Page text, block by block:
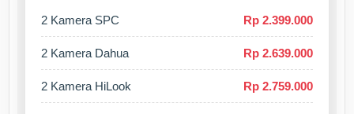
2 Kamera SPC Rp 2.399.000
2 Kamera Dahua Rp 2.639.000
2 Kamera HiLook Rp 2.759.000